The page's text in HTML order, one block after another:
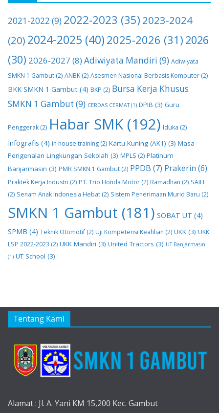
2021-2022 (9) 2022-2023 (35) 2023-2024
(20) 2024-2025 (40) 2025-2026 (31) 2026
(30) 2026-2027 (8) Adiwiyata Mandiri (9) Adiwiyata
SMKN 1 Gambut (2) ANBK (2) Asesmen Nasional Berbasis Komputer (2)
BKK SMKN 1 Gambut (4) BKP (2) Bursa Kerja Khusus
SMKN 1 Gambut (9) CERDAS CERMAT(1) DPIB (3) Guru
Penggerak (2) Habar SMK (192) Iduka (2)
Infografis (4) in house training (2) Kartu Kuning (AK1) (3) Masa
Pengenalan Lingkungan Sekolah (3) MPLS (2) Platinum
Banjarmasin (3) PMR SMKN 1 Gambut (2) PPDB (7) Prakerin (6)
Praktek Kerja Industri (2) PT. Trio Honda Motor (2) Ramadhan (2) SAIH
(2) Senam Anak Indonesia Hebat (2) Sistem Penerimaan Murid Baru (2)
SMKN 1 Gambut (181) SOBAT UT (4)
SPMB (4) Teknik Otomotif(2) Uji Kompetensi Keahlian (2) UKK (3) UKK
LSP 2022-2023 (2) UKK Mandiri (3) United Tractors (3) UT Banjarmasin
(1) UT School (3)
Tentang Kami
Alamat : Jl. A. Yani KM 15,200 Kec. Gambut